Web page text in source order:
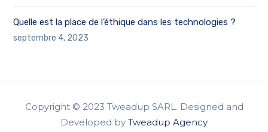
Quelle est la place de l’éthique dans les technologies ?
septembre 4, 2023
Copyright © 2023 Tweadup SARL. Designed and
Developed by Tweadup Agency